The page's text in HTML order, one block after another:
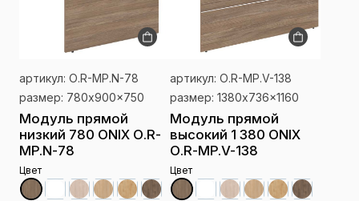
артикул: О.R-MP.N-78
размер: 780x900x750
Модуль прямой
низкий 780 ONIX О.R-
MP.N-78
Цвет
артикул: О.R-MP.V-138
размер: 1380x736x1160
Модуль прямой
высокий 1 380 ONIX
О.R-MP.V-138
Цвет